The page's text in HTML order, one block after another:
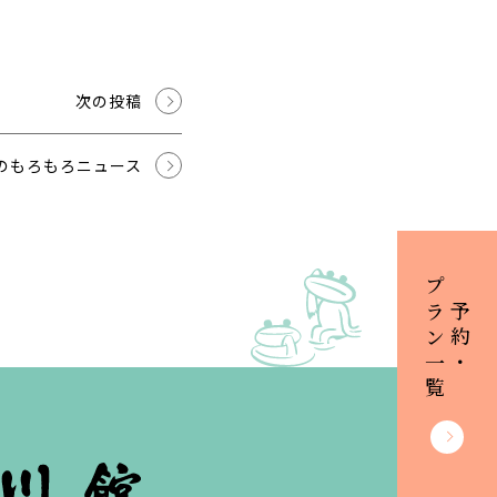
ご予約・
プラン一覧
次の投稿
もろもろニュース